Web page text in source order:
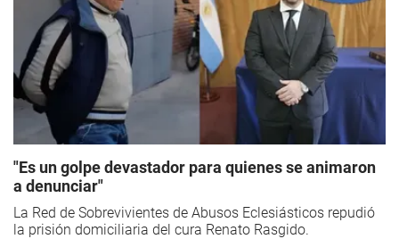
"Es un golpe devastador para quienes se animaron
a denunciar"
La Red de Sobrevivientes de Abusos Eclesiásticos repudió
la prisión domiciliaria del cura Renato Rasgido.